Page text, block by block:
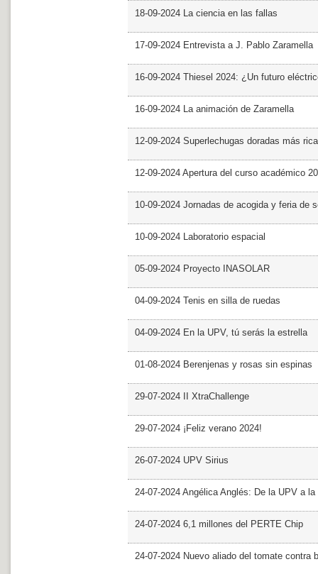
18-09-2024 La ciencia en las fallas
17-09-2024 Entrevista a J. Pablo Zaramella
16-09-2024 Thiesel 2024: ¿Un futuro
16-09-2024 La animación de Zaramella
12-09-2024 Superlechugas doradas más
12-09-2024 Apertura del curso académico
10-09-2024 Jornadas de acogida y feria de
10-09-2024 Laboratorio espacial
05-09-2024 Proyecto INASOLAR
04-09-2024 Tenis en silla de ruedas
04-09-2024 En la UPV, tú serás la estrella
01-08-2024 Berenjenas y rosas sin espinas
29-07-2024 II XtraChallenge
29-07-2024 ¡Feliz verano 2024!
26-07-2024 UPV Sirius
24-07-2024 Angélica Anglés: De la UPV a
24-07-2024 6,1 millones del PERTE Chip
24-07-2024 Nuevo aliado del tomate contra